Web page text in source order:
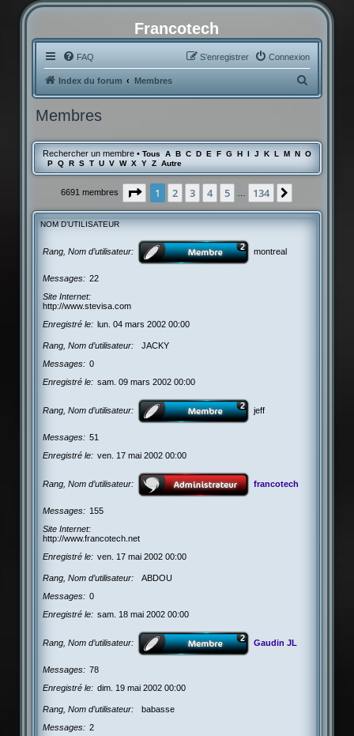
Francotech
FAQ Connexion
S’enregistrer
Index du forum Membres
e
e
r
h
Membres
Rechercher un membre• Tous A B C D E F G H J K L M N
O
P Q R S T U V W X Y Z Autre
6691 membres Page 1sur134
1 2 3 4 5 … 134
NOM D’UTILISATEUR
Rang, Nom d’utilisateur montreal
Messages
22
Site Internet
http://www.stevisa.com
Enregistré le
lun. 04 mars 2002 00:00
Rang, Nom d’utilisateur
JACKY
Messages
0
Enregistré le
sam. 09 mars 2002 00:00
Rang, Nom d’utilisateur jeff
Messages
51
Enregistré le
ven. 17 mai 2002 00:00
Rang, Nom d’utilisateur francotech
Messages
155
Site Internet
http://www.francotech.net
Enregistré le
ven. 17 mai 2002 00:00
Rang, Nom d’utilisateur
ABDOU
Messages
0
Enregistré le
sam. 18 mai 2002 00:00
Rang, Nom d’utilisateur Gaudin JL
Messages
78
Enregistré le
dim. 19 mai 2002 00:00
Rang, Nom d’utilisateur
babasse
Messages
2